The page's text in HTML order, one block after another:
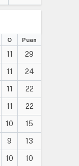
O Puan
11 29
11 24
11 22
11 22
10 15
9 13
10 10